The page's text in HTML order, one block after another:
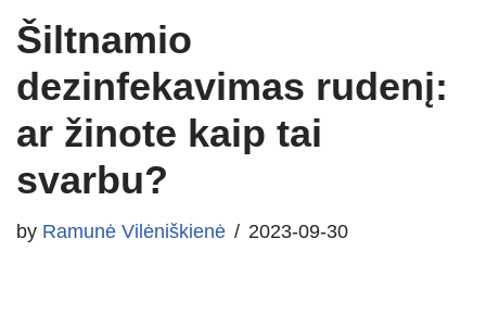
Šiltnamio
dezinfekavimas rudenį:
ar žinote kaip tai
svarbu?
by Ramunė Vilėniškienė 2023-09-30